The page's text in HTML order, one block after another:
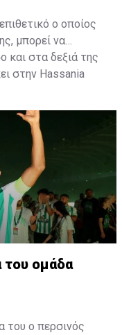
ο οποίος
μπορεί να
και στα δεξιά της
στην Hassania
του ομάδα
του ο περσινός